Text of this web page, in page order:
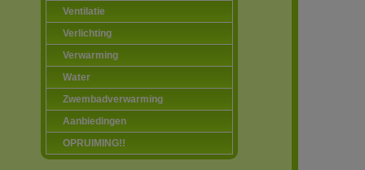
Ventilatie
Verlichting
Verwarming
Water
Zwembadverwarming
Aanbiedingen
OPRUIMING!!